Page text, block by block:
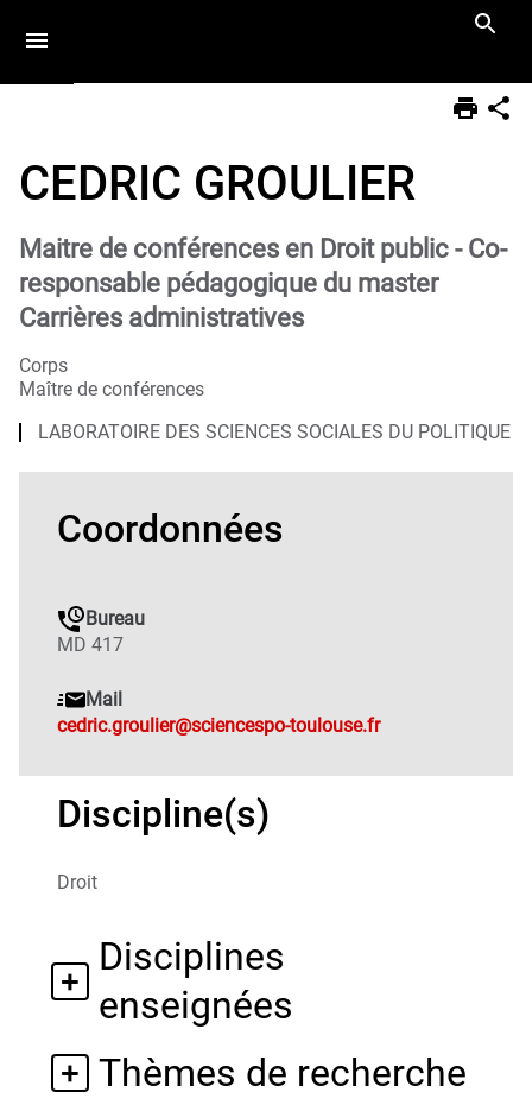
ici :
Equipe
CEDRIC GROULIER
Maitre de conférences en Droit public - Co-
responsable pédagogique du master
Carrières administratives
Corps
Maître de conférences
LABORATOIRE DES SCIENCES SOCIALES DU POLITIQUE
Coordonnées
Bureau
MD 417
Mail
cedric.groulier@sciencespo-toulouse.fr
Discipline(s)
Droit
Disciplines
enseignées
Thèmes de recherche